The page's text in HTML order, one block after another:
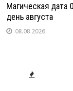
Магическая дата
день августа
08.08.2026